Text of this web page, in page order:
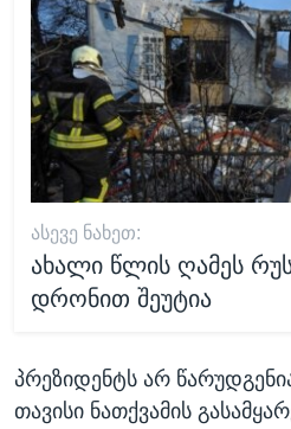
ᲐᲡᲔᲕᲔ ᲜᲐᲮᲔᲗ:
ახალი წლის ღამეს
დრონით შეუტია
პრეზიდენტს არ
თავისი ნათქვამის